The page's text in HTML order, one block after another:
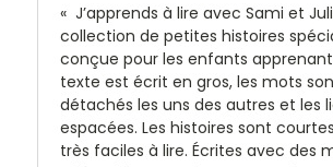
« J’apprends à lire avec Sami et
collection de petites histoires
conçue pour les enfants apprenant
texte est écrit en gros, les mots
détachés les uns des autres et les
espacées. Les histoires sont
très faciles à lire. Écrites avec des